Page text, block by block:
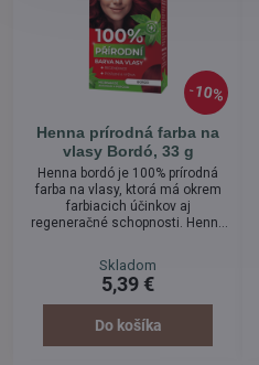
10%
Henna prírodná farba na
vlasy Bordó, 33 g
Henna bordó je 100% prírodná
farba na vlasy, ktorá má okrem
farbiacich účinkov aj
regeneračné schopnosti. Henna
vitamíny, vlasy jej použitím
získajú lesk, Henna zabraňuje
tvoreniu lupín a je veľmi vhodná
pri alergiách kože a pri
ochoreniach vlasov. Aplikácia
Skladom
5,39 €
Do košíka